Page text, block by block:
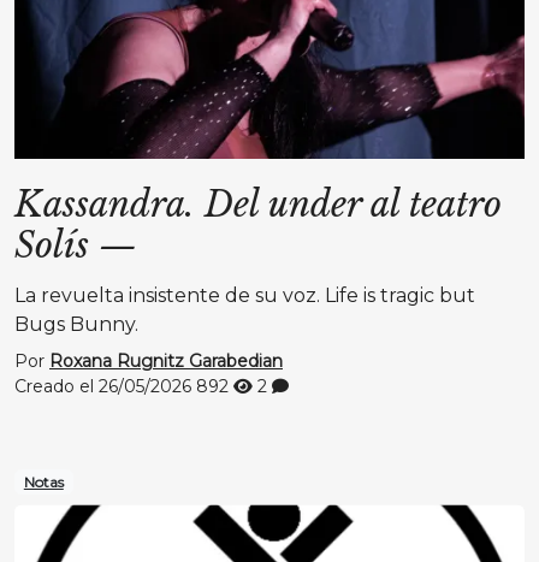
Kassandra. Del under al teatro
Solís —
La revuelta insistente de su voz. Life is tragic but
Bugs Bunny.
Por Roxana Rugnitz Garabedian
Creado el 26/05/2026 892 2
Notas